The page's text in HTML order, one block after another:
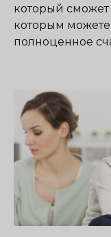
который сможет
которым
полноценное